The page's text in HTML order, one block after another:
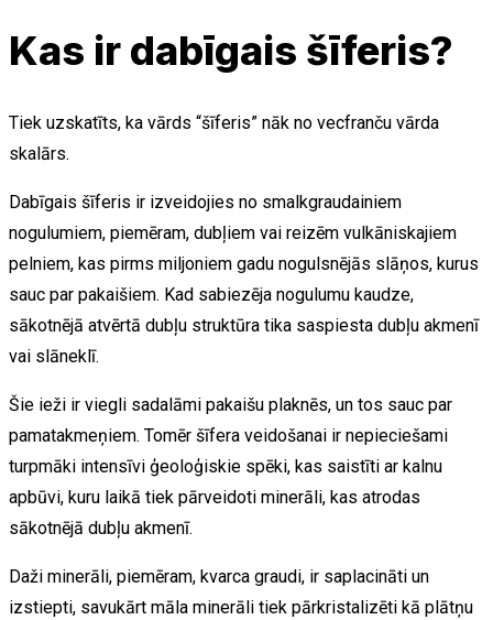
Kas ir dabīgais šīferis?
Tiek uzskatīts, ka vārds “šīferis” nāk no vecfranču vārda
skalārs.
Dabīgais šīferis ir izveidojies no smalkgraudainiem
nogulumiem, piemēram, dubļiem vai reizēm vulkāniskajiem
pelniem, kas pirms miljoniem gadu nogulsnējās slāņos, kurus
sauc par pakaišiem. Kad sabiezēja nogulumu kaudze,
sākotnējā atvērtā dubļu struktūra tika saspiesta dubļu akmenī
vai slāneklī.
Šie ieži ir viegli sadalāmi pakaišu plaknēs, un tos sauc par
pamatakmeņiem. Tomēr šīfera veidošanai ir nepieciešami
turpmāki intensīvi ģeoloģiskie spēki, kas saistīti ar kalnu
apbūvi, kuru laikā tiek pārveidoti minerāli, kas atrodas
sākotnējā dubļu akmenī.
Daži minerāli, piemēram, kvarca graudi, ir saplacināti un
izstiepti, savukārt māla minerāli tiek pārkristalizēti kā plātņu